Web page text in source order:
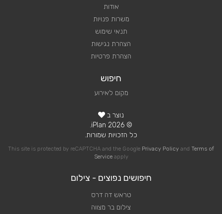
אודות
משרות פנויות
תנאי שימוש
הצהרת נגישות
הצהרת פרטיות
חיפוש
מקום לאירוע
נוצר ב
© 2026 iPlan.
כל הזכויות שמורות.
This site is protected by reCAPTCHA and the Google Privacy Policy and Terms of
Serviceapply
חיפושים נפוצים - צילום
טראש דה דרס
צילום בר מצווה